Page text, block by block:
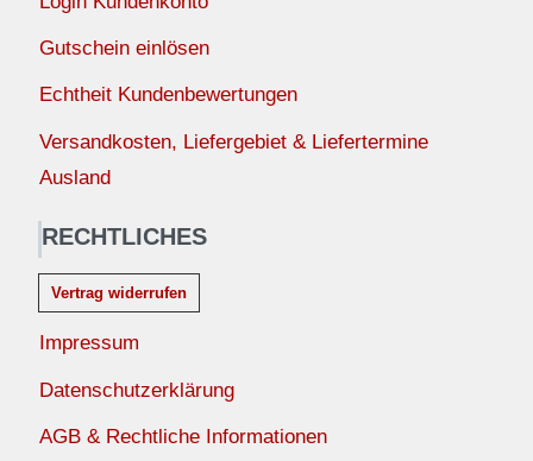
Gutschein einlösen
Echtheit Kundenbewertungen
Versandkosten, Liefergebiet & Liefertermine
Ausland
RECHTLICHES
Vertrag widerrufen
Impressum
Datenschutzerklärung
AGB & Rechtliche Informationen